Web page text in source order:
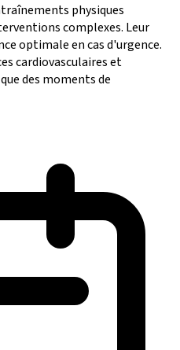
physiques
complexes. Leur
optimale en cas d'urgence.
cardiovasculaires et
des moments de